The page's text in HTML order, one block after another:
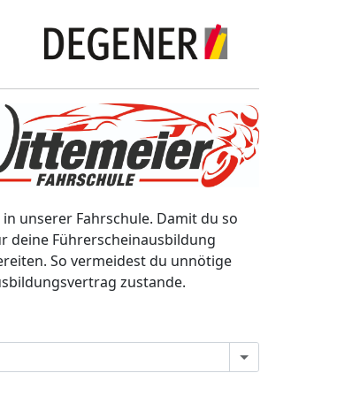
unserer Fahrschule. Damit du so
deine Führerscheinausbildung
So vermeidest du unnötige
zustande.